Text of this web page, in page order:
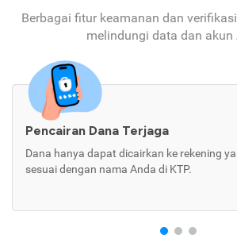
Berbagai fitur keamanan dan
melindungi data dan akun
Pencairan Dana Terjaga
Dana hanya dapat dicairkan ke rekening
sesuai dengan nama Anda di KTP.